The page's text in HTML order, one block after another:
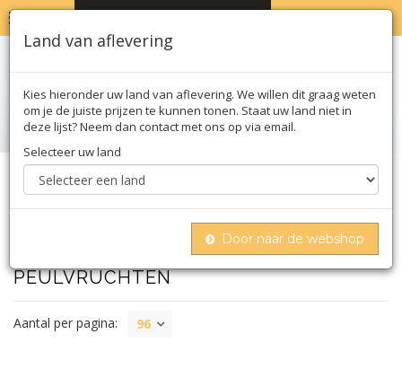
Home Biologisch
PEULVRUCHTEN
Aantal per pagina: 96
Land van aflevering
Kies hieronder uw land van aflevering. We willen dit graag weten
om je de juiste prijzen te kunnen tonen. Staat uw land niet in
deze lijst? Neem dan contact met ons op via email.
Selecteer uw land
Door naar de webshop